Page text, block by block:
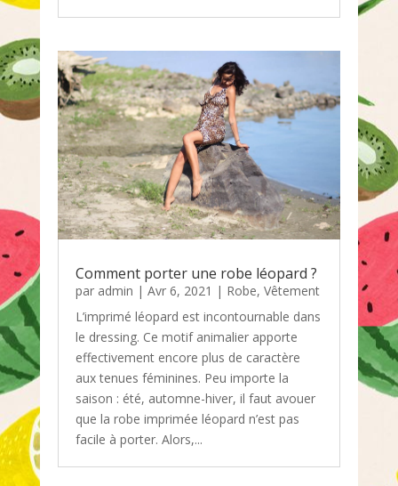
Comment porter une robe léopard ?
par admin | Avr 6, 2021 | Robe, Vêtement
L’imprimé léopard est incontournable dans
le dressing. Ce motif animalier apporte
effectivement encore plus de caractère
aux tenues féminines. Peu importe la
saison : été, automne-hiver, il faut avouer
que la robe imprimée léopard n’est pas
facile à porter. Alors,...